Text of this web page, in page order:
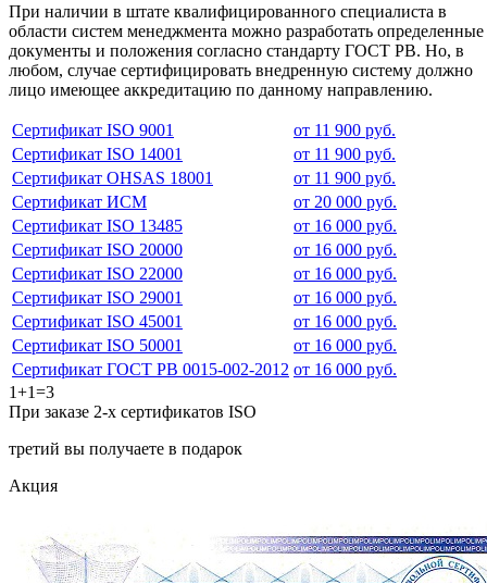
При наличии в штате квалифицированного специалиста в
области систем менеджмента можно разработать определенные
документы и положения согласно стандарту ГОСТ РВ. Но, в
любом, случае сертифицировать внедренную систему должно
лицо имеющее аккредитацию по данному направлению.
Сертификат ISO 9001
от 11 900 руб.
Сертификат ISO 14001
от 11 900 руб.
Сертификат OHSAS 18001
от 11 900 руб.
Сертификат ИСМ
от 20 000 руб.
Сертификат ISO 13485
от 16 000 руб.
Сертификат ISO 20000
от 16 000 руб.
Сертификат ISO 22000
от 16 000 руб.
Сертификат ISO 29001
от 16 000 руб.
Сертификат ISO 45001
от 16 000 руб.
Сертификат ISO 50001
от 16 000 руб.
Сертификат ГОСТ РВ 0015-002-2012 от 16 000 руб.
1+1=3
При заказе 2-х сертификатов ISO
третий вы получаете в подарок
Акция